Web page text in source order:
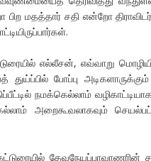
மதத்தார் சதி என்றோ
எல்லீசன், எவ்வாறு
போப்பு அடிகளாருக்கும்
நமக்கெல்லாம்
அறைகூவலாகவும்
தேவநேயப்பாவாணரின்